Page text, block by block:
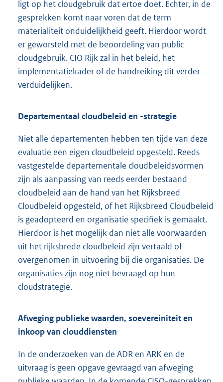
ligt op het cloudgebruik dat ertoe doet. Echter, in de
gesprekken komt naar voren dat de term
materialiteit onduidelijkheid geeft. Hierdoor wordt
er geworsteld met de beoordeling van public
cloudgebruik. CIO Rijk zal in het beleid, het
implementatiekader of de handreiking dit verder
verduidelijken.
Departementaal cloudbeleid en -strategie
Niet alle departementen hebben ten tijde van deze
evaluatie een eigen cloudbeleid opgesteld. Reeds
vastgestelde departementale cloudbeleidsvormen
zijn als aanpassing van reeds eerder bestaand
cloudbeleid aan de hand van het Rijksbreed
Cloudbeleid opgesteld, of het Rijksbreed Cloudbeleid
is geadopteerd en organisatie specifiek is gemaakt.
Hierdoor is het mogelijk dan niet alle voorwaarden
uit het rijksbrede cloudbeleid zijn vertaald of
overgenomen in uitvoering bij die organisaties. De
organisaties zijn nog niet bevraagd op hun
cloudstrategie.
Afweging publieke waarden, soevereiniteit en
inkoop van clouddiensten
In de onderzoeken van de ADR en ARK en de
uitvraag is geen opgave gevraagd van afweging